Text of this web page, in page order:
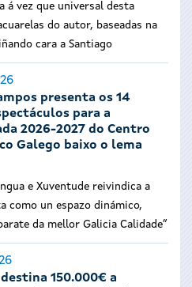
á vez que universal desta
do autor, baseadas na
cara a Santiago
presenta os 14
para a
2026-2027 do Centro
Galego baixo o lema
e Xuventude reivindica a
como un espazo dinámico,
da mellor Galicia Calidade”
150.000€ a